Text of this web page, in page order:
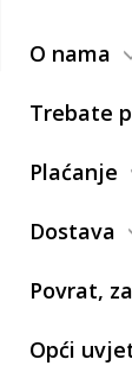
O nama
Trebate
Plaćanje
Dostava
Povrat,
Opći